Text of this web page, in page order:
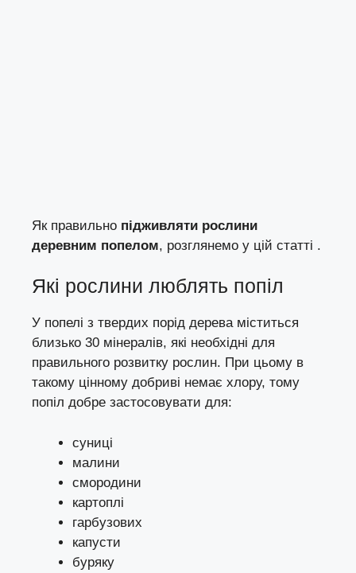
Як правильно підживляти рослини
деревним попелом, розглянемо у цій статті .
Які рослини люблять попіл
У попелі з твердих порід дерева міститься
близько 30 мінералів, які необхідні для
правильного розвитку рослин. При цьому в
такому цінному добриві немає хлору, тому
попіл добре застосовувати для:
суниці
малини
смородини
картоплі
гарбузових
капусти
буряку